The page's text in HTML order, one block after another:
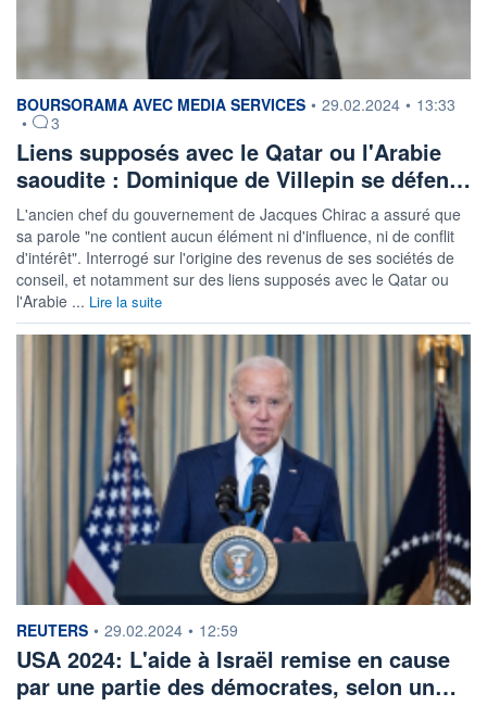
information fournie par
BOURSORAMA AVEC MEDIA SERVICES • 29.02.2024 • 13:33
•
3
Liens supposés avec le Qatar ou l'Arabie
saoudite : Dominique de Villepin se défen…
L'ancien chef du gouvernement de Jacques Chirac a assuré que
sa parole "ne contient aucun élément ni d'influence, ni de conflit
d'intérêt". Interrogé sur l'origine des revenus de ses sociétés de
conseil, et notamment sur des liens supposés avec le Qatar ou
l'Arabie ... Lire la suite
information fournie par
REUTERS • 29.02.2024 • 12:59
USA 2024: L'aide à Israël remise en cause
par une partie des démocrates, selon un…